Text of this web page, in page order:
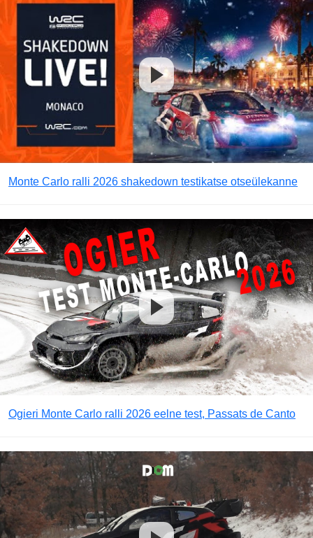
Monte Carlo ralli 2026 shakedown testikatse otseülekanne
Ogieri Monte Carlo ralli 2026 eelne test, Passats de Canto